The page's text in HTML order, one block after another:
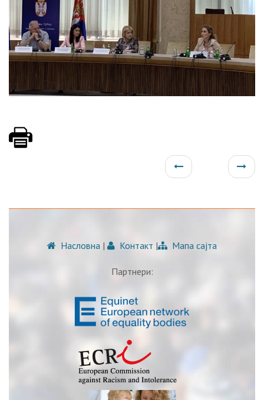
Насловна | Контакт | Мапа сајта
Партнери: